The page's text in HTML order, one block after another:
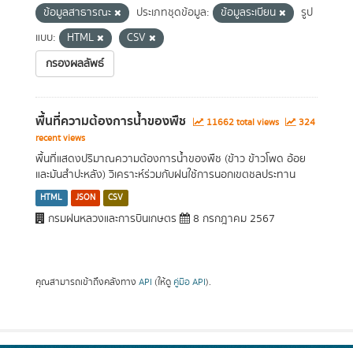
ข้อมูลสาธารณะ
ประเภทชุดข้อมูล: ข้อมูลระเบียน
รูป
แบบ:
HTML
CSV
กรองผลลัพธ์
พื้นที่ความต้องการน้ำของพืช 11662 total views
324
recent views
พื้นที่แสดงปริมาณความต้องการน้ำของพืช (ข้าว ข้าวโพด อ้อย
และมันสำปะหลัง) วิเคราะห์ร่วมกับฝนใช้การนอกเขตชลประทาน
HTML JSON CSV
กรมฝนหลวงและการบินเกษตร 8 กรกฎาคม 2567
คุณสามารถเข้าถึงคลังทาง API (ให้ดู คู่มือ API).